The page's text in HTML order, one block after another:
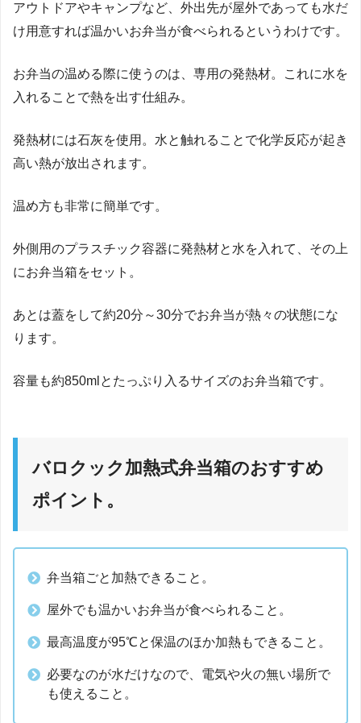
アウトドアやキャンプなど、外出先が屋外であっても水だ
け用意すれば温かいお弁当が食べられるというわけです。
お弁当の温める際に使うのは、専用の発熱材。これに水を
入れることで熱を出す仕組み。
発熱材には石灰を使用。水と触れることで化学反応が起き
高い熱が放出されます。
温め方も非常に簡単です。
外側用のプラスチック容器に発熱材と水を入れて、その上
にお弁当箱をセット。
あとは蓋をして約20分～30分でお弁当が熱々の状態にな
ります。
容量も約850mlとたっぷり入るサイズのお弁当箱です。
バロクック加熱式弁当箱のおすすめ
ポイント。
弁当箱ごと加熱できること。
屋外でも温かいお弁当が食べられること。
最高温度が95℃と保温のほか加熱もできること。
必要なのが水だけなので、電気や火の無い場所で
も使えること。